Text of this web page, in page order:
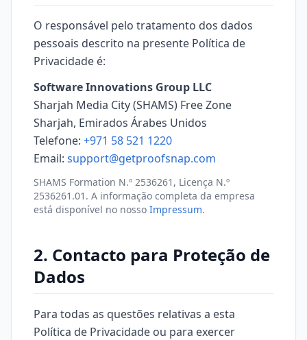
O responsável pelo tratamento dos dados
pessoais descrito na presente Política de
Privacidade é:
Software Innovations Group LLC
Sharjah Media City (SHAMS) Free Zone
Sharjah, Emirados Árabes Unidos
Telefone: +971 58 521 1220
Email: support@getproofsnap.com
SHAMS Formation N.º 2536261, Licença N.º
2536261.01. A informação completa da empresa
está disponível no nosso Impressum.
2. Contacto para Proteção de
Dados
Para todas as questões relativas a esta
Política de Privacidade ou para exercer